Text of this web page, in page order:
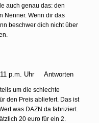
auch genau das: den
Nenner. Wenn dir das
beschwer dich nicht über
p.m. Uhr
Antworten
um die schlechte
den Preis abliefert. Das ist
was DAZN da fabriziert.
20 euro für ein 2.